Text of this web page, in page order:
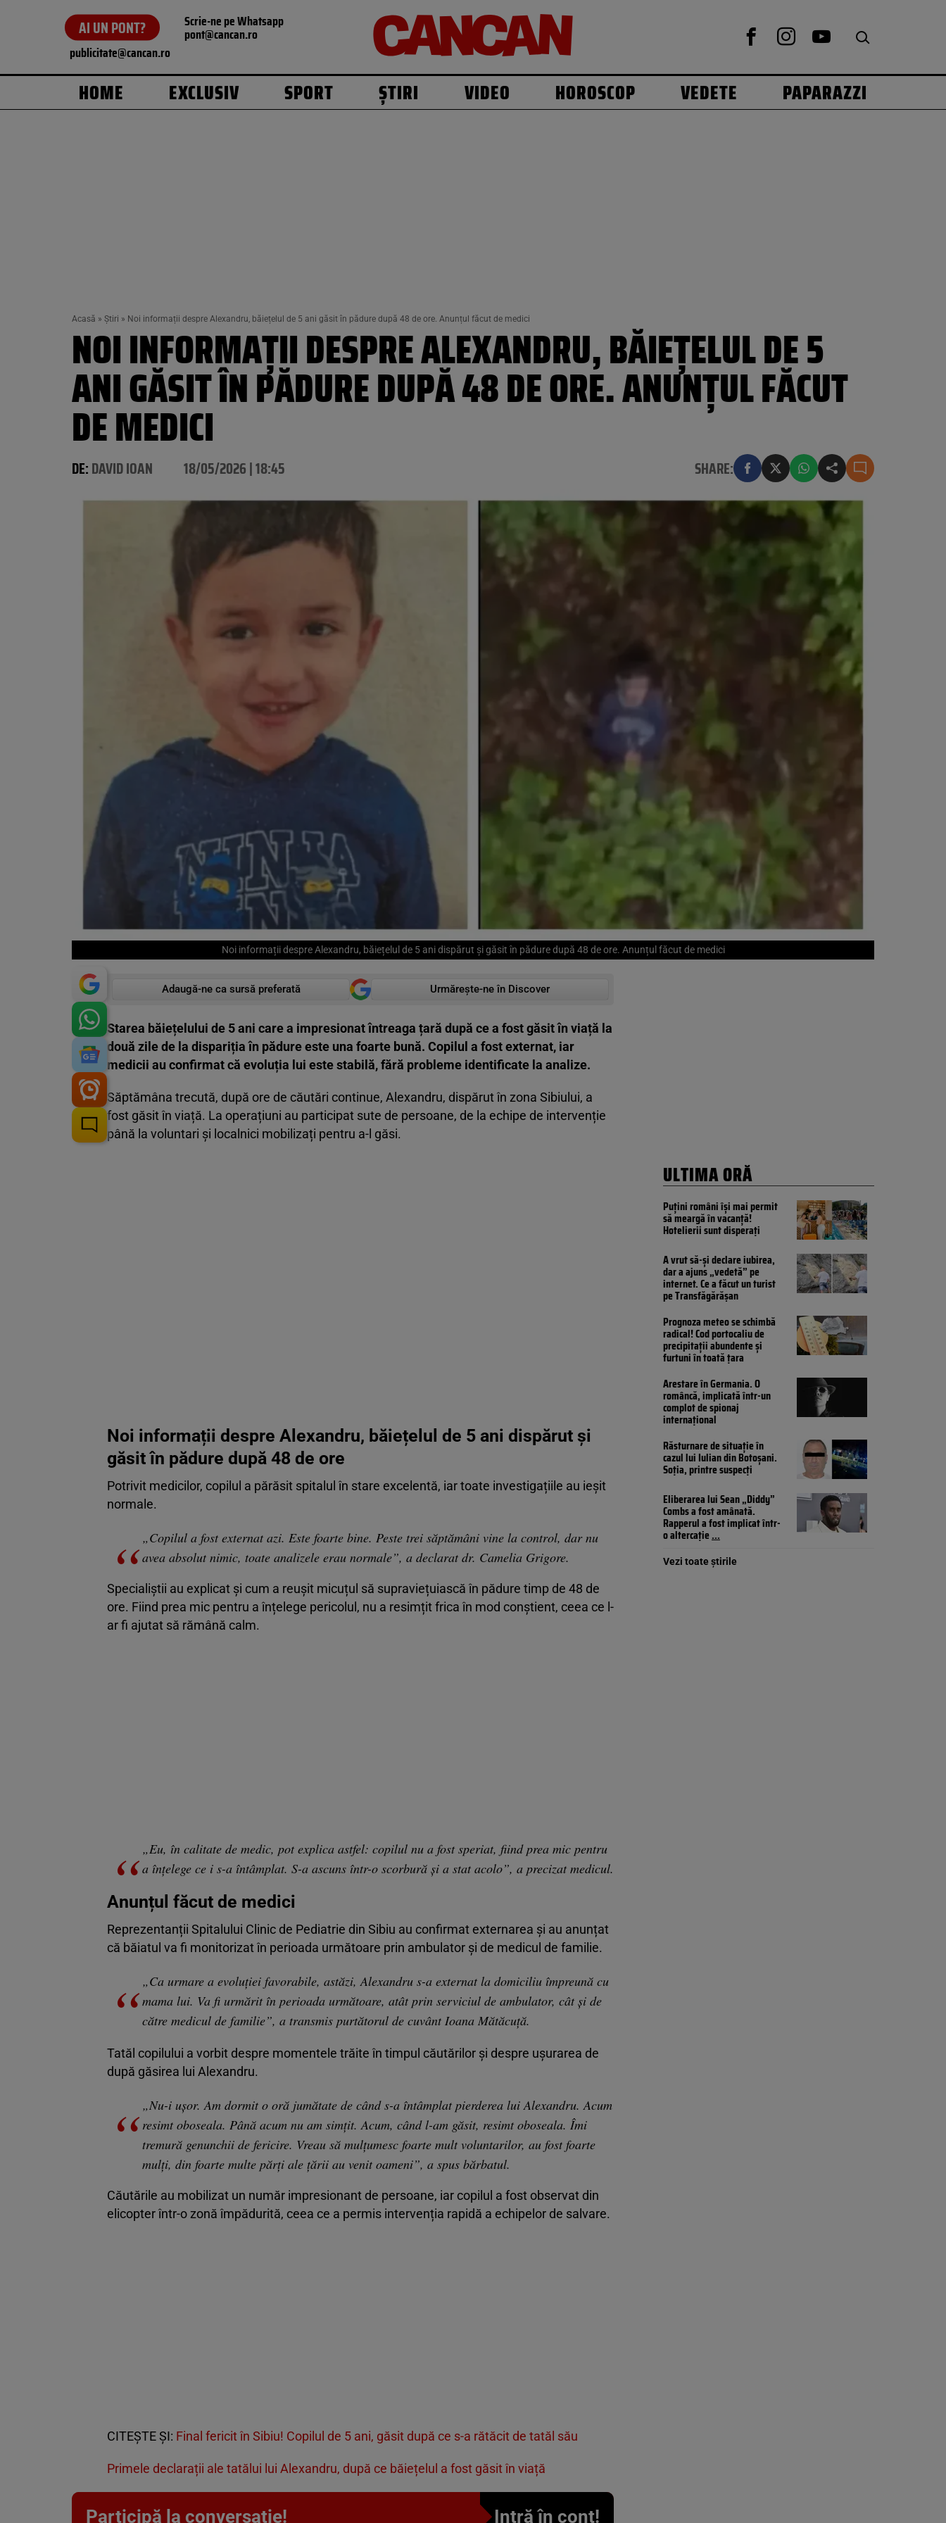
AI UN PONT? Scrie-ne pe Whatsapp
pont@cancan.ro
publicitate@cancan.ro
HOME EXCLUSIV SPORT ȘTIRI VIDEO HOROSCOP VEDETE PAPARAZZI
Acasă » Știri » Noi informații despre Alexandru, băiețelul de 5 ani găsit în pădure după 48 de ore. Anunțul făcut de medici
NOI INFORMAȚII DESPRE ALEXANDRU, BĂIEȚELUL DE 5
ANI GĂSIT ÎN PĂDURE DUPĂ 48 DE ORE. ANUNȚUL FĂCUT
DE MEDICI
DE:DAVID IOAN 18/05/2026 | 18:45 SHARE:
Noi informații despre Alexandru, băiețelul de 5 ani dispărut și găsit în pădure după 48 de ore. Anunțul făcut de medici
Adaugă-ne ca sursă preferată Urmărește-ne în Discover
Starea băiețelului de 5 ani care a impresionat întreaga țară după ce a fost găsit în viață la
două zile de la dispariția în pădure este una foarte bună. Copilul a fost externat, iar
medicii au confirmat că evoluția lui este stabilă, fără probleme identificate la analize.
Săptămâna trecută, după ore de căutări continue, Alexandru, dispărut în zona Sibiului, a
fost găsit în viață. La operațiuni au participat sute de persoane, de la echipe de intervenție
până la voluntari și localnici mobilizați pentru a-l găsi.
Noi informații despre Alexandru, băiețelul de 5 ani dispărut și
găsit în pădure după 48 de ore
Potrivit medicilor, copilul a părăsit spitalul în stare excelentă, iar toate investigațiile au ieșit
normale.
„Copilul a fost externat azi. Este foarte bine. Peste trei săptămâni vine la control, dar nu
avea absolut nimic, toate analizele erau normale”, a declarat dr. Camelia Grigore.
Specialiștii au explicat și cum a reușit micuțul să supraviețuiască în pădure timp de 48 de
ore. Fiind prea mic pentru a înțelege pericolul, nu a resimțit frica în mod conștient, ceea ce l-
ar fi ajutat să rămână calm.
„Eu, în calitate de medic, pot explica astfel: copilul nu a fost speriat, fiind prea mic pentru
a înțelege ce i s-a întâmplat. S-a ascuns într-o scorbură și a stat acolo”, a precizat medicul.
Anunțul făcut de medici
Reprezentanții Spitalului Clinic de Pediatrie din Sibiu au confirmat externarea și au anunțat
că băiatul va fi monitorizat în perioada următoare prin ambulator și de medicul de familie.
„Ca urmare a evoluției favorabile, astăzi, Alexandru s-a externat la domiciliu împreună cu
mama lui. Va fi urmărit în perioada următoare, atât prin serviciul de ambulator, cât și de
către medicul de familie”, a transmis purtătorul de cuvânt Ioana Mătăcuță.
Tatăl copilului a vorbit despre momentele trăite în timpul căutărilor și despre ușurarea de
după găsirea lui Alexandru.
„Nu-i ușor. Am dormit o oră jumătate de când s-a întâmplat pierderea lui Alexandru. Acum
resimt oboseala. Până acum nu am simțit. Acum, când l-am găsit, resimt oboseala. Îmi
tremură genunchii de fericire. Vreau să mulțumesc foarte mult voluntarilor, au fost foarte
mulți, din foarte multe părți ale țării au venit oameni”, a spus bărbatul.
Căutările au mobilizat un număr impresionant de persoane, iar copilul a fost observat din
elicopter într-o zonă împădurită, ceea ce a permis intervenția rapidă a echipelor de salvare.
CITEŞTE ŞI: Final fericit în Sibiu! Copilul de 5 ani, găsit după ce s-a rătăcit de tatăl său
Primele declarații ale tatălui lui Alexandru, după ce băiețelul a fost găsit în viață
Participă la conversație! Intră în cont!
ULTIMA ORĂ
Puțini români își mai permit
să meargă în vacanță!
Hotelierii sunt disperați
A vrut să-și declare iubirea,
dar a ajuns „vedetă” pe
internet. Ce a făcut un turist
pe Transfăgărășan
Prognoza meteo se schimbă
radical! Cod portocaliu de
precipitații abundente și
furtuni în toată țara
Arestare în Germania. O
româncă, implicată într-un
complot de spionaj
internațional
Răsturnare de situație în
cazul lui Iulian din Botoșani.
Soția, printre suspecți
Eliberarea lui Sean „Diddy”
Combs a fost amânată.
Rapperul a fost implicat într-
o altercație...
Vezi toate știrile